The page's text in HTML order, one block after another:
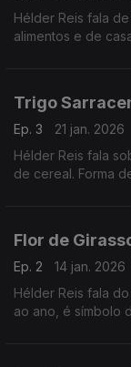
Hélder Reis fala
alimentos e de
Trigo
Ep. 3
21 jan. 2026
Hélder Reis fala
de cereal. Forma
Flor de
Ep. 2
14 jan. 2026
Hélder Reis fala
ao ano, é símbolo